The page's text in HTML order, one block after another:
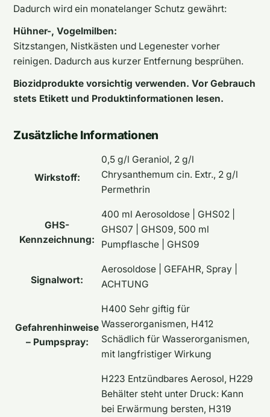
Dadurch wird ein monatelanger Schutz gewährt:
Hühner-, Vogelmilben:
Sitzstangen, Nistkästen und Legenester vorher
reinigen. Dadurch aus kurzer Entfernung besprühen.
Biozidprodukte vorsichtig verwenden. Vor Gebrauch
stets Etikett und Produktinformationen lesen.
Zusätzliche Informationen
Wirkstoff:
0,5 g/l Geraniol, 2 g/l
Chrysanthemum cin. Extr., 2 g/l
Permethrin
GHS-
Kennzeichnung:
400 ml Aerosoldose | GHS02 |
GHS07 | GHS09, 500 ml
Pumpflasche | GHS09
Signalwort:
Aerosoldose | GEFAHR, Spray |
ACHTUNG
Gefahrenhinweise
– Pumpspray:
H400 Sehr giftig für
Wasserorganismen, H412
Schädlich für Wasserorganismen,
mit langfristiger Wirkung
H223 Entzündbares Aerosol, H229
Behälter steht unter Druck: Kann
bei Erwärmung bersten, H319